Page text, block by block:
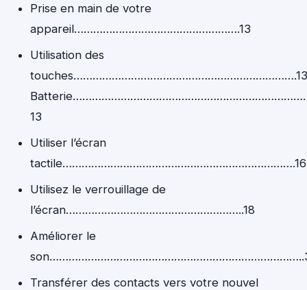
Prise en main de votre
appareil…………………………………………….13
Utilisation des
touches…………………………………………………………….13
13
Utiliser l’écran
tactile……………………………………………………………….16
Utilisez le verrouillage de
l’écran………………………………………………..18
Améliorer le
Transférer des contacts vers votre nouvel